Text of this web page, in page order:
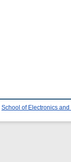
School of Electronics